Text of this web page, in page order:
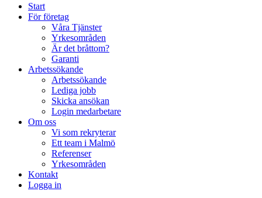
Start
För företag
Våra Tjänster
Yrkesområden
Är det bråttom?
Garanti
Arbetssökande
Arbetssökande
Lediga jobb
Skicka ansökan
Login medarbetare
Om oss
Vi som rekryterar
Ett team i Malmö
Referenser
Yrkesområden
Kontakt
Logga in